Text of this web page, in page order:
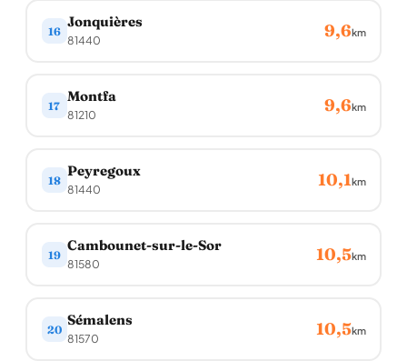
16
Jonquières
81440 9,6km
17
Montfa
81210 9,6km
18
Peyregoux
81440 10,1km
19
Cambounet-sur-le-Sor
81580 10,5km
20
Sémalens
81570 10,5km